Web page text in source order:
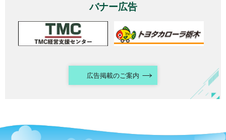
バナー広告
広告掲載のご案内